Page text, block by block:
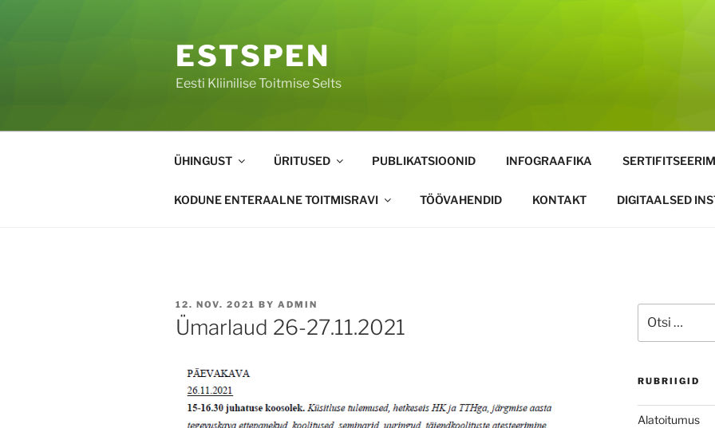
ESTSPEN
Eesti Kliinilise Toitmise Selts
ÜHINGUST ÜRITUSED PUBLIKATSIOONID INFOGRAAFIKA
KODUNE ENTERAALNE TOITMISRAVI TÖÖVAHENDID KONTAKT DIGITAALSED
POSTED
ON
12. NOV. 2021 BY ADMIN
Ümarlaud 26-27.11.2021
RUBRIIGID
Alatoitumus